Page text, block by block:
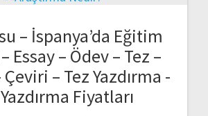
– İspanya’da Eğitim
Essay – Ödev – Tez –
– Tez Yazdırma -
Fiyatları